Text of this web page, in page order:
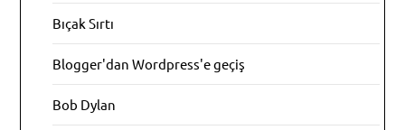
Bıçak Sırtı
Blogger'dan Wordpress'e geçiş
Bob Dylan